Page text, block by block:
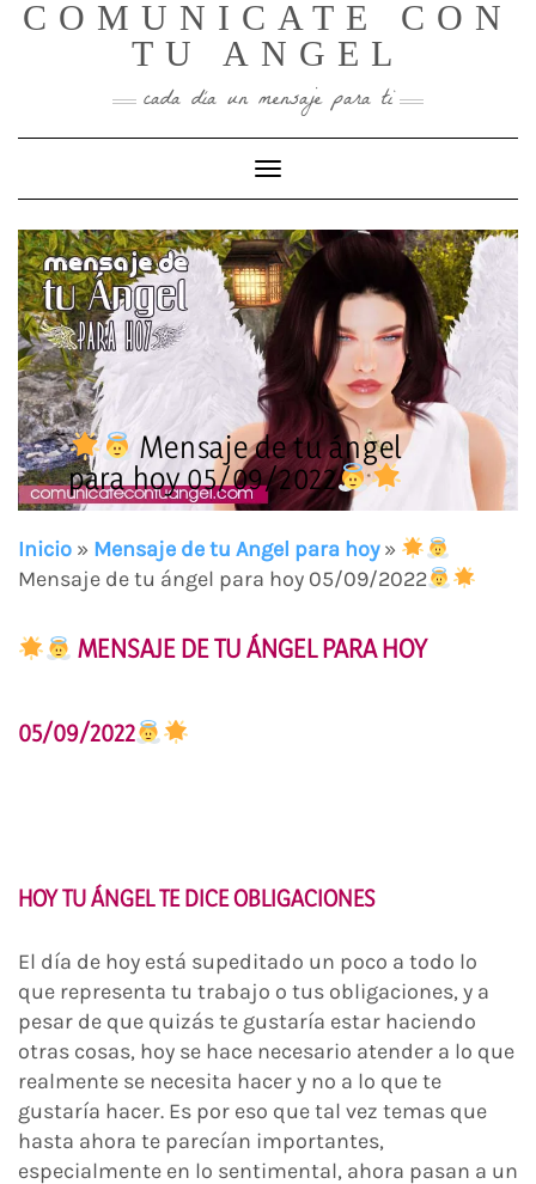
SkipCOMUNICATE CON
TU ANGEL
cada día un mensaje para ti
Toggle Navigation
Mensaje de tu ángel
para hoy 05/09/2022
Inicio » Mensaje de tu Angel para hoy»
Mensaje de tu ángel para hoy 05/09/2022
MENSAJE DE TU ÁNGEL PARA HOY
05/09/2022
HOY TU ÁNGEL TE DICE OBLIGACIONES
El día de hoy está supeditado un poco a todo lo
que representa tu trabajo o tus obligaciones, y a
pesar de que quizás te gustaría estar haciendo
otras cosas, hoy se hace necesario atender a lo que
realmente se necesita hacer y no a lo que te
gustaría hacer. Es por eso que tal vez temas que
hasta ahora te parecían importantes,
especialmente en lo sentimental, ahora pasan a un